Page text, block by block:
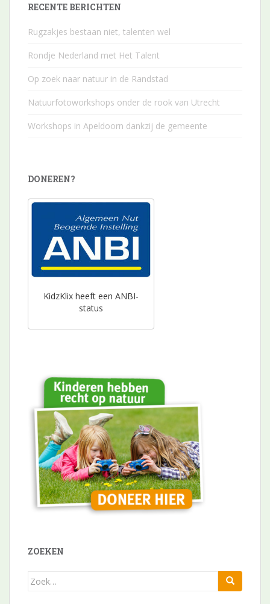
RECENTE BERICHTEN
Rugzakjes bestaan niet, talenten wel
Rondje Nederland met Het Talent
Op zoek naar natuur in de Randstad
Natuurfotoworkshops onder de rook van Utrecht
Workshops in Apeldoorn dankzij de gemeente
DONEREN?
KidzKlix heeft een ANBI-
status
ZOEKEN
Zoek